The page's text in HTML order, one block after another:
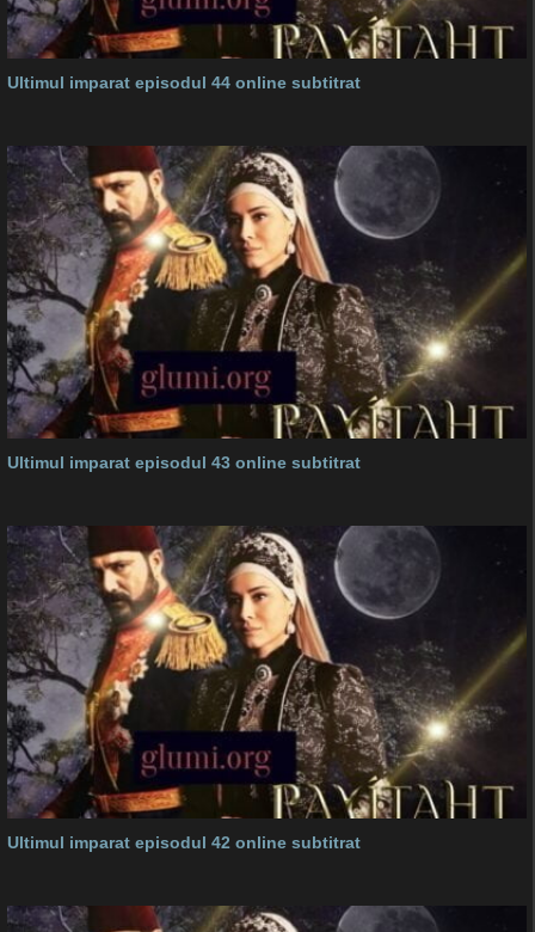
Ultimul imparat episodul 44 online subtitrat
Ultimul imparat episodul 43 online subtitrat
Ultimul imparat episodul 42 online subtitrat